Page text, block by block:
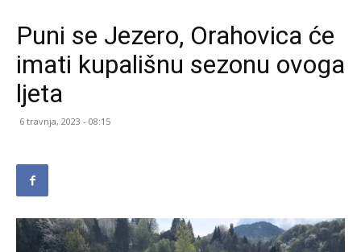
stranice
Puni se Jezero, Orahovica će
imati kupališnu sezonu ovoga
ljeta
6 travnja, 2023 - 08:15